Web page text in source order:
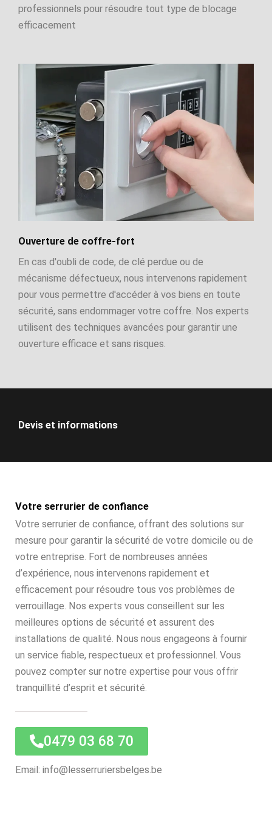
professionnels pour résoudre tout type de blocage
efficacement
Ouverture de coffre-fort
En cas d'oubli de code, de clé perdue ou de
mécanisme défectueux, nous intervenons rapidement
pour vous permettre d'accéder à vos biens en toute
sécurité, sans endommager votre coffre. Nos experts
utilisent des techniques avancées pour garantir une
ouverture efficace et sans risques.
Devis et informations
Votre serrurier de confiance
Votre serrurier de confiance, offrant des solutions sur
mesure pour garantir la sécurité de votre domicile ou de
votre entreprise. Fort de nombreuses années
d’expérience, nous intervenons rapidement et
efficacement pour résoudre tous vos problèmes de
verrouillage. Nos experts vous conseillent sur les
meilleures options de sécurité et assurent des
installations de qualité. Nous nous engageons à fournir
un service fiable, respectueux et professionnel. Vous
pouvez compter sur notre expertise pour vous offrir
tranquillité d’esprit et sécurité.
0479 03 68 70
Email: info@lesserruriersbelges.be